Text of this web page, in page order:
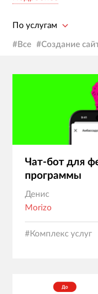
каждом из них
Подробное описание
поможет вам
По услугам
#Все #Создание
Чат-бот для
программы
Денис
Morizo
#Комплекс услуг